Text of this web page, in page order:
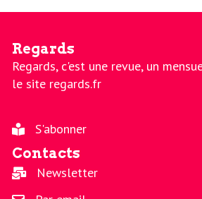
Regards
Regards, c'est une revue, un
le site regards.fr
S'abonner
Contacts
Newsletter